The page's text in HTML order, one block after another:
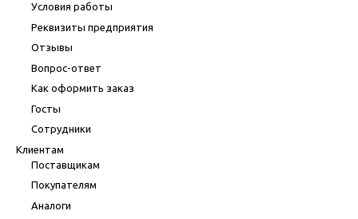
Условия работы
Реквизиты предприятия
Отзывы
Вопрос-ответ
Как оформить заказ
Госты
Сотрудники
Клиентам
Поставщикам
Покупателям
Аналоги